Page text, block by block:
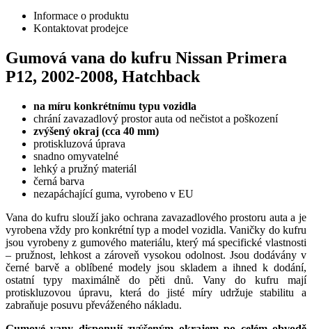
Informace o produktu
Kontaktovat prodejce
Gumová vana do kufru Nissan Primera
P12, 2002-2008, Hatchback
na míru konkrétnímu typu vozidla
chrání zavazadlový prostor auta od nečistot a poškození
zvýšený okraj (cca 40 mm)
protiskluzová úprava
snadno omyvatelné
lehký a pružný materiál
černá barva
nezapáchající guma, vyrobeno v EU
Vana do kufru slouží jako ochrana zavazadlového prostoru auta a je
vyrobena vždy pro konkrétní typ a model vozidla. Vaničky do kufru
jsou vyrobeny z gumového materiálu, který má specifické vlastnosti
– pružnost, lehkost a zároveň vysokou odolnost. Jsou dodávány v
černé barvě a oblíbené modely jsou skladem a ihned k dodání,
ostatní typy maximálně do pěti dnů. Vany do kufru mají
protiskluzovou úpravu, která do jisté míry udržuje stabilitu a
zabraňuje posuvu převáženého nákladu.